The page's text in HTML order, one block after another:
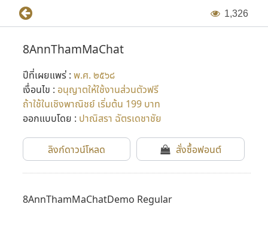
1,326
8AnnThamMaChat
ปีที่เผยแพร่ : พ.ศ. ๒๕๖๘
เงื่อนไข : อนุญาตให้ใช้งานส่วนตัวฟรี
ถ้าใช้ในเชิงพาณิชย์ เริ่มต้น 199 บาท
ออกแบบโดย : ปาณิสรา ฉัตรเดชาชัย
ลิงก์ดาวน์โหลด สั่งซื้อฟอนต์
8AnnThamMaChatDemo Regular